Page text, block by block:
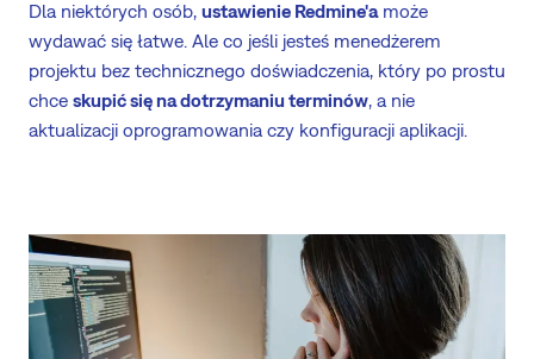
Dla niektórych osób, ustawienie Redmine'amoże
wydawać się łatwe. Ale co jeśli jesteś menedżerem
projektu bez technicznego doświadczenia, który po prostu
chce skupić się na dotrzymaniu terminów, a nie
aktualizacji oprogramowania czy konfiguracji aplikacji.